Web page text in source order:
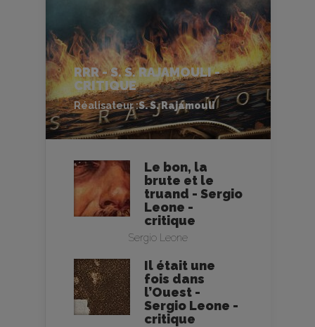
RRR - S. S. RAJAMOULI -
CRITIQUE
Réalisateur :S. S. Rajamouli
Le bon, la
brute et le
truand - Sergio
Leone -
critique
Sergio Leone
Il était une
fois dans
l’Ouest -
Sergio Leone -
critique